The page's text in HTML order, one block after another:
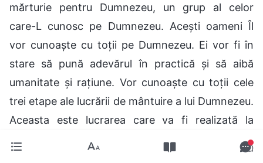
mărturie pentru Dumnezeu, un grup al celor
care-L cunosc pe Dumnezeu. Acești oameni Îl
vor cunoaște cu toții pe Dumnezeu. Ei vor fi în
stare să pună adevărul în practică și să aibă
umanitate și rațiune. Vor cunoaște cu toții cele
trei etape ale lucrării de mântuire a lui Dumnezeu.
Aceasta este lucrarea care va fi realizată la
sfârșit și acești oameni sunt cristalizarea lucrării